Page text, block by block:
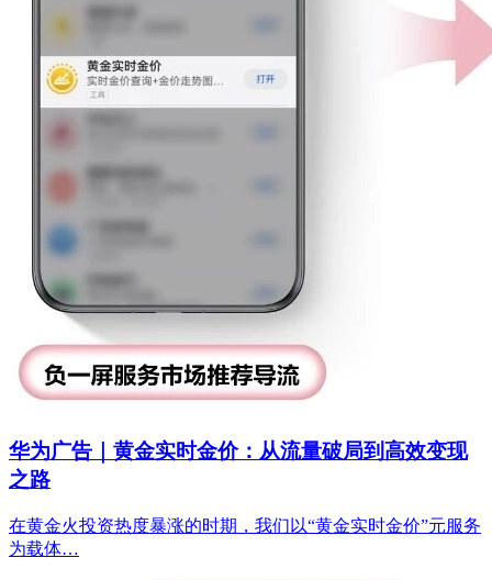
华为广告｜黄金实时金价：从流量破局到高效变现
之路
在黄金火投资热度暴涨的时期，我们以“黄金实时金价”元服务
为载体…